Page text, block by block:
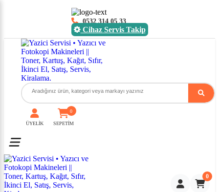
0532 314 05 33
Cihaz Servis Takip
ÜYELİK SEPETİM
0
Toggle mobile menu
0